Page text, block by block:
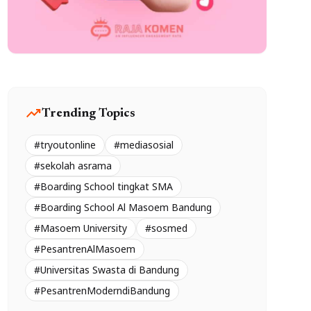
trending_upTrending Topics
#tryoutonline
#mediasosial
#sekolah asrama
#Boarding School tingkat SMA
#Boarding School Al Masoem Bandung
#Masoem University
#sosmed
#PesantrenAlMasoem
#Universitas Swasta di Bandung
#PesantrenModerndiBandung